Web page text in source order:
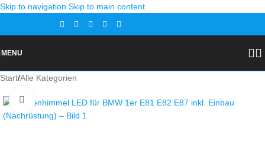
Skip to navigation Skip to main content
MENU
Start/Alle Kategorien
Zoom